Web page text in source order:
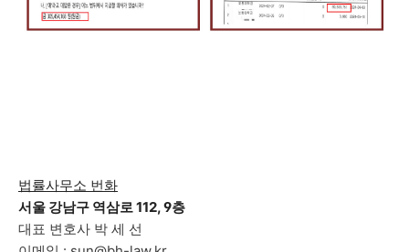
법률사무소 번화
서울 강남구 역삼로 112, 9층
대표 변호사 박 세 선